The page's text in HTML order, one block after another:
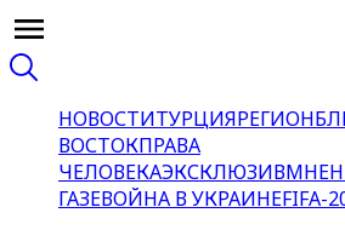
НОВОСТИТУРЦИЯРЕГИОН
ВОСТОКПРАВА
ЧЕЛОВЕКАЭКСКЛЮЗИВ
ГАЗЕВОЙНА В УКРАИНЕFIFA-